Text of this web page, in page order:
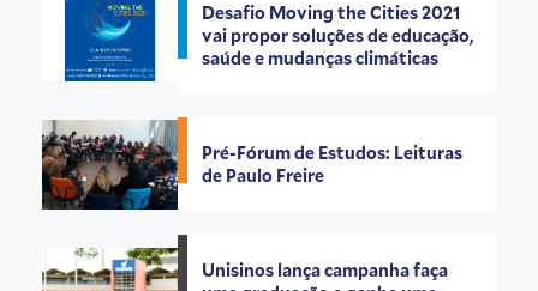
Desafio Moving the Cities 2021
vai propor soluções de educação,
saúde e mudanças climáticas
Pré-Fórum de Estudos: Leituras
de Paulo Freire
Unisinos lança campanha faça